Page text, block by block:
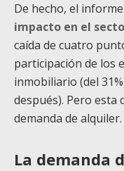
De hecho, el informe
impacto en el
caída de cuatro
participación de los
inmobiliario (del
después). Pero esta
demanda de alquiler.
La demanda